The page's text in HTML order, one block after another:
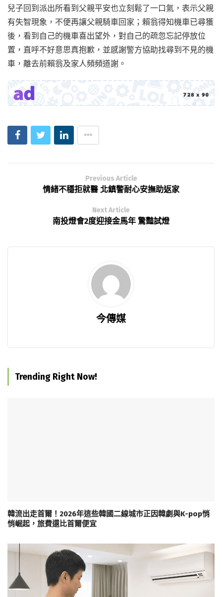
兒子回到派出所看到父親平安也立刻鬆了一口氣，表示父親
有失智現象，不便再讓父親騎車回家；賴翁得知機車已尋獲
後，看到自己的機車喜出望外，對自己的疏忽忘記停放位
置，直呼不好意思真抱歉，並感謝警方協助找尋到不見的機
車，離去前賴翁及家人頻頻道謝。
Previous Article
情緒不穩拒就醫 北鎮警耐心安撫助返家
Next Article
南投燈會2度迎接金馬年 驚豔試燈
今傳媒
Trending Right Now!
韓流出走首爾！2026年這些韓國二線城市正因韓劇與K-pop悄
悄崛起，旅費還比首爾便宜